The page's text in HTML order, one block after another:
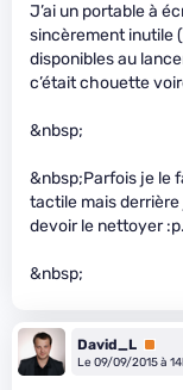
J’ai un portable à
sincèrement inutile
disponibles au
c’était chouette
&nbsp;
&nbsp;Parfois je le
tactile mais
devoir le nettoyer :p.
&nbsp;
David_L
Le 09/09/2015 à